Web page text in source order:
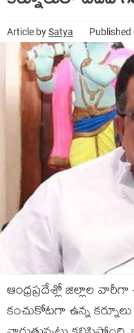
Article bySatya Published
ఆంధ్రప్రదేశ్లో జిల్లాల
కంచుకోటగా ఉన్న